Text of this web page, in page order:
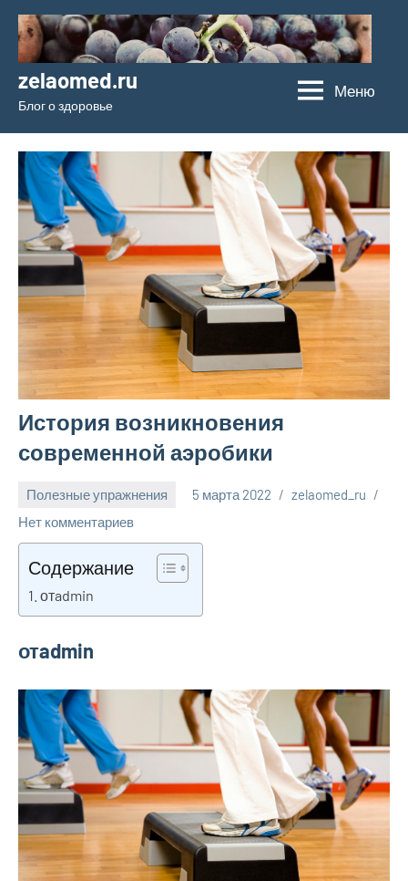
Перейти
содержимому
zelaomed.ru
Блог о здоровье
Меню
История возникновения
современной аэробики
Полезные упражнения 5 марта 2022
zelaomed_ru
Нет комментариев
Содержание
отadmin
отadmin